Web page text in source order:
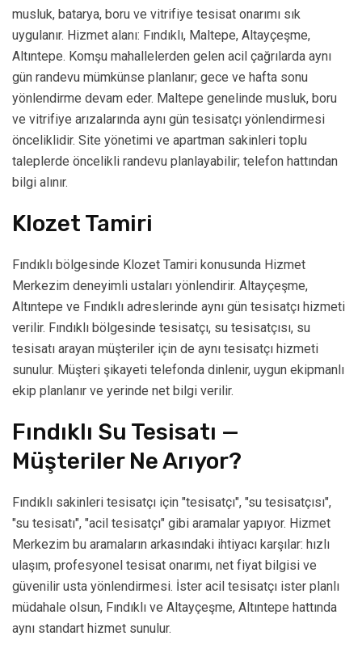
musluk, batarya, boru ve vitrifiye tesisat onarımı sık
uygulanır. Hizmet alanı: Fındıklı, Maltepe, Altayçeşme,
Altıntepe. Komşu mahallelerden gelen acil çağrılarda aynı
gün randevu mümkünse planlanır; gece ve hafta sonu
yönlendirme devam eder. Maltepe genelinde musluk, boru
ve vitrifiye arızalarında aynı gün tesisatçı yönlendirmesi
önceliklidir. Site yönetimi ve apartman sakinleri toplu
taleplerde öncelikli randevu planlayabilir; telefon hattından
bilgi alınır.
Klozet Tamiri
Fındıklı bölgesinde Klozet Tamiri konusunda Hizmet
Merkezim deneyimli ustaları yönlendirir. Altayçeşme,
Altıntepe ve Fındıklı adreslerinde aynı gün tesisatçı hizmeti
verilir. Fındıklı bölgesinde tesisatçı, su tesisatçısı, su
tesisatı arayan müşteriler için de aynı tesisatçı hizmeti
sunulur. Müşteri şikayeti telefonda dinlenir, uygun ekipmanlı
ekip planlanır ve yerinde net bilgi verilir.
Fındıklı Su Tesisatı —
Müşteriler Ne Arıyor?
Fındıklı sakinleri tesisatçı için "tesisatçı", "su tesisatçısı",
"su tesisatı", "acil tesisatçı" gibi aramalar yapıyor. Hizmet
Merkezim bu aramaların arkasındaki ihtiyacı karşılar: hızlı
ulaşım, profesyonel tesisat onarımı, net fiyat bilgisi ve
güvenilir usta yönlendirmesi. İster acil tesisatçı ister planlı
müdahale olsun, Fındıklı ve Altayçeşme, Altıntepe hattında
aynı standart hizmet sunulur.